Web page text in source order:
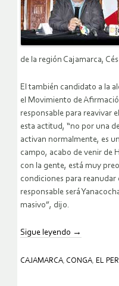
de la región Cajamarca,
El también candidato a la
el Movimiento de
responsable para reavivar
esta actitud, “no por una
activan normalmente, es
campo, acabo de venir de
con la gente, está muy
condiciones para
responsable será
masivo”, dijo.
Sigue leyendo →
CAJAMARCA, CONGA, EL